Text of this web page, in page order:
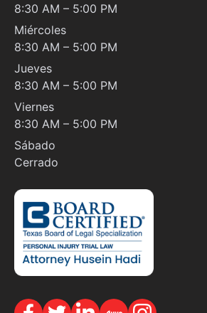
8:30 AM – 5:00 PM
Miércoles
8:30 AM – 5:00 PM
Jueves
8:30 AM – 5:00 PM
Viernes
8:30 AM – 5:00 PM
Sábado
Cerrado